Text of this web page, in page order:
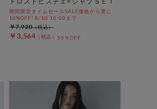
期間限定タイムセールSALE価格から更に
10%OFF! 8/10 10:00まで
￥3,564 55％OFF
￥7,920